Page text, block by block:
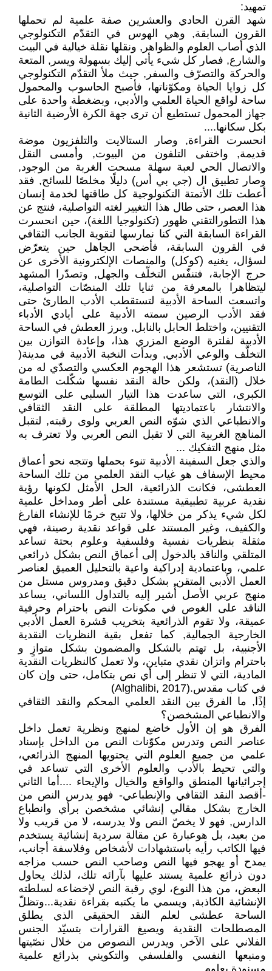
تمهيد:
شهد القرن الحادي والعشرين صفة علمية لم تحملها
القرون السابقة, وهي الهوس في التقدّم التكنولوجي
الذي أصاب العلوم والظواهر, ونقلها نقلة خيالية في البيت
والشارع, فصار كل شيء يأتي إليك بسهولة ويسر, المتعة
والحركة والتصرّف والسفر, حيث ملأ التقدّم التكنولوجي
كل زوايا الحياة ومكوّناتها، فأصبح الحاسوب والمحمول
ساحة لواقع الحياة العلمي والأدبي، وبضغطة واحدة على
جهاز المحمول تستطيع أن ترى جهة الكرة الأرضية الثانية
بكل سكانها....
انحسرت القراءة, وصار الستالايت والتلفزيون موضة
قديمة, واختفى التلفون من البيوت, وأمسى النقل
والاتصال الحي لعبة سهلة مسحت الغربة من الوجود,
وصار تطبيق ال (جي بي أس) دليلًا مخلصًا للسائح, فقد
أعطت تلك الأتمتة التكنولوجية كل طاقتها لخدمة إنسان
هذا العصر، حتى طال هذا التغيير لغته التواصلية، فنتج عن
هذا التطورالتقني ظهور (تكنولوجيا اللغة)، حين انحسرت
القراءة السابقة التي كنا نمارسها لتقوية الجانب الثقافي
في القرون السابقة، فأضحى الجاهل حين يتعرّض
لسؤال، يغنيه (كوكل) والمنصات الإلكترونية الأخرى عن
حرج الإجابة، فتنفّس التخلّف والجهل, وتصدّرا المشهد
ليتظاهرا بالمعرفة من ثنايا تلك المنصّات التواصلية،
واتسعت الساحة الأدبية لتستقطب الأدب الطارئ حتى
فقد الأدب الرصين سمته الأدبية على أيادي الأدباء
التقنيين، واختلط الحابل بالنابل, وبرز العطش في الساحة
الأدبية لفلترة الوضع المزري هذا، وإعادة التوازن بين
التخلّف والوعي الأدبي, وبدأت النخبة الأدبية في مدينة(
الناصرية) تستشعر هذا الهجوم العكسي والتصدّي له من
خلال (النقد)، ولكن حالة النقد نفسها شكّلت الطامة
الكبرى، التي ساعدت هذا التيار السلبي على التوسع
والانتشار باعتماديتها المطلقة على النقد الثقافي
والانطباعي الذي شوّه النص العربي ولوى رقبته, لتقبل
المناهج الغربية التي لا تقبل النص العربي ولا تعترف به
مثل منهج التفكيك ...
والذي جعل السفينة الأدبية تنوء بحملها وتتجه نحو أعماق
محيط الإسفاف هو غياب النقد العلمي من تلك الساحة
العطشى، فكانت الذرائعية، الحل الأمثل لكونها رؤية
نقدية عربية تطبيقية مستندة على أطر ومداخل علمية
لكل شيء يذكر من خلالها، ولا تتيح خرمًا للإنشاء الفارغ
والكفيف، وغير المستند على قواعد نقدية رصينة، فهي
مثقلة بنظريات نفسية وفلسفية وعلوم بحتة تساعد
المتلقي والناقد بالدخول إلى أعماق النص بشكل ذرائعي
علمي، وباعتمادية إدراكية واعية بالتحليل العميق لعناصر
العمل الأدبي المتقن, بشكل دقيق ومدروس مستل من
منهج عربي الأصل أُشير إليه بالتداول اللساني، يساعد
الناقد على الغوص في مكونات النص باحترام وحرفية
عميقة، ولا تقوم الذرائعية بتخريب قشرة العمل الأدبي
الخارجية الجمالية, كما تفعل بقية النظريات النقدية
الأجنبية، بل تهتم بالشكل والمضمون بشكل متوازٍ و
باحترام واتزان نقدي متباين، ولا تعمل كالنظريات النقدية
المادية، التي لا تنظر إلى أي نص بتكامل، حتى وإن كان
في كتاب مقدس.(Alghalibi, 2017)
إذًا, ما الفرق بين النقد العلمي المحكم والنقد الثقافي
والانطباعي المشخصن؟
الفرق هو إن الأول خاضع لمنهج ونظرية تعمل داخل
عناصر النص وتدرس مكوّنات النص من الداخل بإسناد
علمي من جميع العلوم التي يحتويها المنهج الذرائعي،
والتي تحيط بالأدب والعلوم الأخرى التي تساعد في
إجرائيانها المنطق والواقع والخيال والإيحاء ....أما الثاني
-أقصد النقد الثقافي والإنطباعي- فهو يدرس النص من
الخارج بشكل مقالي إنشائي مشخصن برأي وانطباع
الدارس, فهو لا يخصّ النص ولا يدرسه، لا من قريب ولا
من بعيد، بل هوعبارة عن مقالة سردية إنشائية يستخدم
فيها الكاتب رأيه باستشهادات لأشخاص وفلاسفة أجانب،
يمدح أو يهجو فيها النص وصاحب النص حسب مزاجه
دون ذرائع علمية يستند عليها بآرائه تلك، لذلك يحاول
البعض، من هذا النوع، لوي رقبة النص لإخضاعه لسلطته
الإنشائية الكاذبة, ويسمي ما يكتبه بقراءة نقدية...وتظلّ
الساحة عطشى لعلم النقد الحقيقي الذي يطلق
المصطلحات النقدية ويصيغ القرارات بتسيّد الجنس
الفلاني على الآخر, ويدرس النصوص من خلال نصّيتها
ومنبعها النفسي والفلسفي والتكويني بذرائع علمية